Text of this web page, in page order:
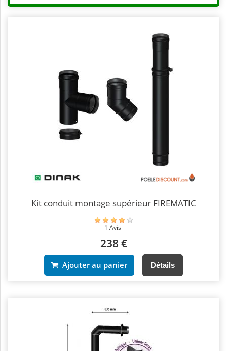
Kit conduit montage supérieur FIREMATIC
1 Avis
238 €
Ajouter au panier Détails